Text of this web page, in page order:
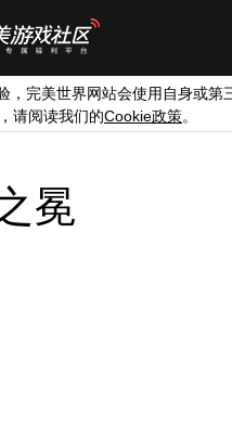
，完美世界网站会使用自身或第
请阅读我们的Cookie政策。
冕